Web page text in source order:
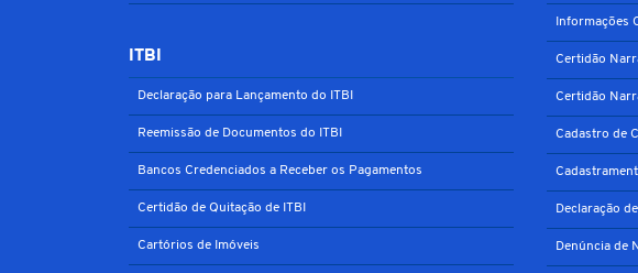
ITBI
Declaração para Lançamento do ITBI
Reemissão de Documentos do ITBI
Bancos Credenciados a Receber os Pagamentos
Certidão de Quitação de ITBI
Cartórios de Imóveis
Informações
Certidão
Certidão
Cadastro de
Declaração
Denúncia de